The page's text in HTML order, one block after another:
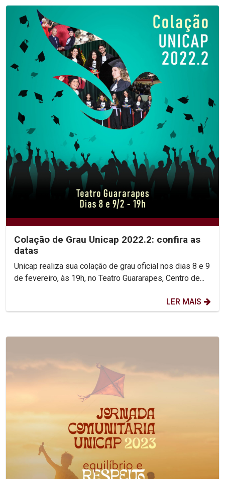
Colação de Grau Unicap 2022.2: confira as
datas
Unicap realiza sua colação de grau oficial nos dias 8 e 9
de fevereiro, às 19h, no Teatro Guararapes, Centro de...
LER MAIS